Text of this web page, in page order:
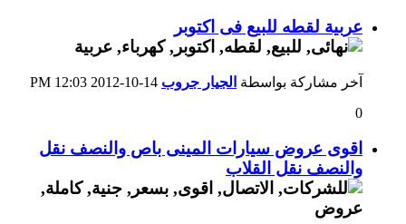
عربية لقطه للبيع فى اكتوبر
آخر مشاركة بواسطة الجيار جروب
12:03 PM
0
اقوى عروض سيارات المينى باص والنصف نقل
والنصف نقل القلاب